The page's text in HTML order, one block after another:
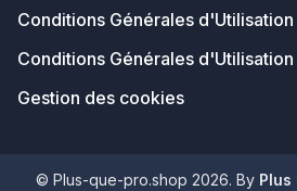
Conditions Générales d'Utilisation
Conditions Générales
Gestion des cookies
© Plus-que-pro.shop 2026. By Plus